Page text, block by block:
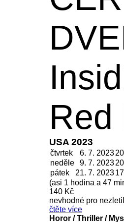
Red
USA 2023
čtvrtek 6. 7. 2023
neděle
9. 7. 2023
pátek
21. 7. 2023
(asi 1 hodina a 47
140 Kč
nevhodné pro
čtěte více
Horor / Thriller /